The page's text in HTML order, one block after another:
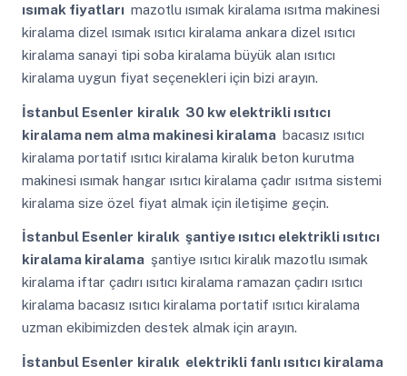
ısımak fiyatları mazotlu ısımak kiralama ısıtma makinesi
kiralama dizel ısımak ısıtıcı kiralama ankara dizel ısıtıcı
kiralama sanayi tipi soba kiralama büyük alan ısıtıcı
kiralama uygun fiyat seçenekleri için bizi arayın.
İstanbul Esenler kiralık 30 kw elektrikli ısıtıcı
kiralama nem alma makinesi kiralama bacasız ısıtıcı
kiralama portatif ısıtıcı kiralama kiralık beton kurutma
makinesi ısımak hangar ısıtıcı kiralama çadır ısıtma sistemi
kiralama size özel fiyat almak için iletişime geçin.
İstanbul Esenler kiralık şantiye ısıtıcı elektrikli ısıtıcı
kiralama kiralama şantiye ısıtıcı kiralık mazotlu ısımak
kiralama iftar çadırı ısıtıcı kiralama ramazan çadırı ısıtıcı
kiralama bacasız ısıtıcı kiralama portatif ısıtıcı kiralama
uzman ekibimizden destek almak için arayın.
İstanbul Esenler kiralık elektrikli fanlı ısıtıcı kiralama